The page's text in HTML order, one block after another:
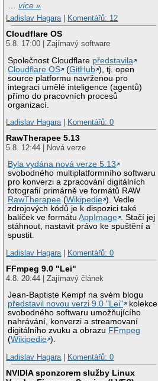
…více »
Ladislav Hagara| Komentářů: 12
Cloudflare OS
5.8. 17:00 | Zajímavý software
Společnost Cloudflare představila
Cloudflare OS
(GitHub ), tj. open
source platformu navrženou pro
integraci umělé inteligence (agentů)
přímo do pracovních procesů
organizací.
Ladislav Hagara| Komentářů: 0
RawTherapee 5.13
5.8. 12:44 | Nová verze
Byla vydána nová verze 5.13
svobodného multiplatformního softwaru
pro konverzi a zpracování digitálních
fotografií primárně ve formátů RAW
RawTherapee (Wikipedie ). Vedle
zdrojových kódů je k dispozici také
balíček ve formátuAppImage . Stačí jej
stáhnout, nastavit právo ke spuštění a
spustit.
Ladislav Hagara| Komentářů: 0
FFmpeg 9.0 "Lei"
4.8. 20:44 | Zajímavý článek
Jean-Baptiste Kempf na svém blogu
představil novou verzi 9.0 "Lei"
kolekce
svobodného softwaru umožňujícího
nahrávání, konverzi a streamovaní
digitálního zvuku a obrazu FFmpeg
(Wikipedie ).
Ladislav Hagara| Komentářů: 0
NVIDIA sponzorem služby Linux